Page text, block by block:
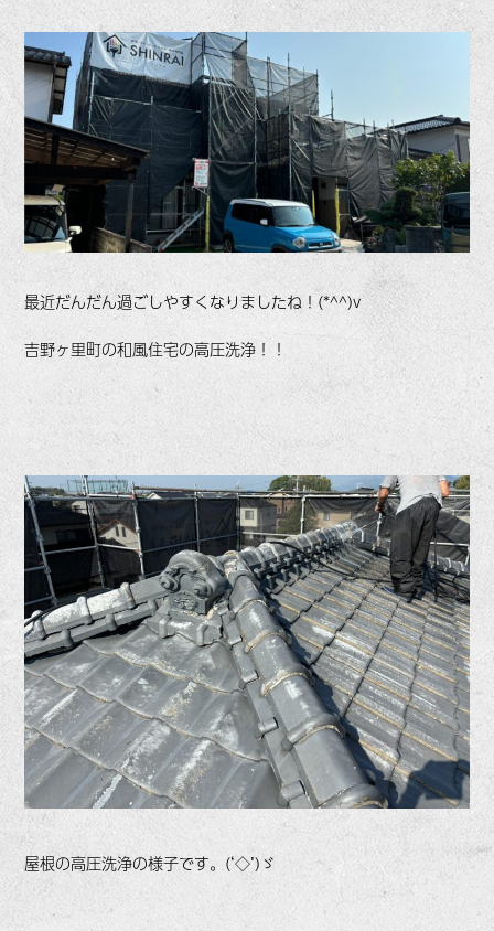
最近だんだん過ごしやすくなりましたね！(*^^)v
吉野ヶ里町の和風住宅の高圧洗浄！！
屋根の高圧洗浄の様子です。(‘◇’)ゞ